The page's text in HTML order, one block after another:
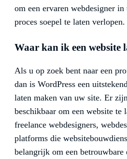
om een ervaren webdesigner
proces soepel te laten verlopen.
Waar kan ik een website
Als u op zoek bent naar een
dan is WordPress een
laten maken van uw site. Er
beschikbaar om een website te
freelance webdesigners,
platforms die
belangrijk om een betrouwbare